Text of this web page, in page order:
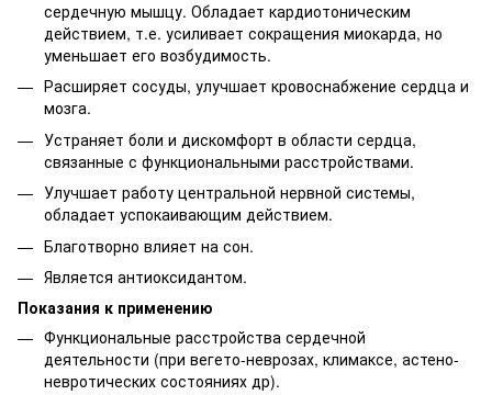
сердечную мышцу. Обладает кардиотоническим
действием, т.е. усиливает сокращения миокарда, но
уменьшает его возбудимость.
Расширяет сосуды, улучшает кровоснабжение сердца и
мозга.
Устраняет боли и дискомфорт в области сердца,
связанные с функциональными расстройствами.
Улучшает работу центральной нервной системы,
обладает успокаивающим действием.
Благотворно влияет на сон.
Является антиоксидантом.
Показания к применению
Функциональные расстройства сердечной
деятельности (при вегето-неврозах, климаксе, астено-
невротических состояниях др).